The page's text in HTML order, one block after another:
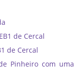
de Cercal
de Cercal
Pinheiro com uma